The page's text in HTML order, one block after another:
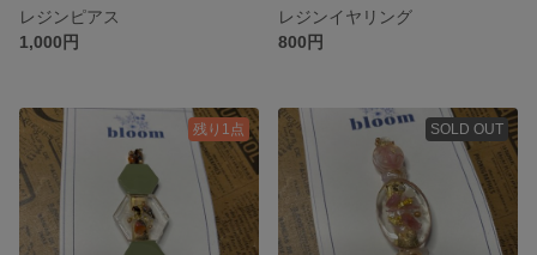
レジンピアス
1,000円
レジンイヤリング
800円
残り1点 SOLD OUT